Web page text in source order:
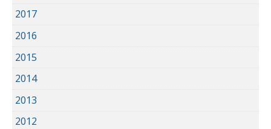
2017
2016
2015
2014
2013
2012